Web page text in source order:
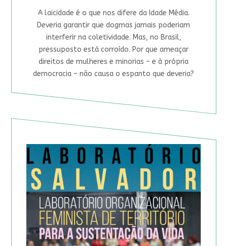
A laicidade é o que nos difere da Idade Média.
Deveria garantir que dogmas jamais poderiam
interferir na coletividade. Mas, no Brasil,
pressuposto está corroído. Por que ameaçar
direitos de mulheres e minorias – e à própria
democracia – não causa o espanto que deveria?